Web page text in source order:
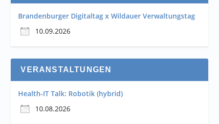
Brandenburger Digitaltag x Wildauer Verwaltungstag
10.09.2026
VERANSTALTUNGEN
Health-IT Talk: Robotik (hybrid)
10.08.2026